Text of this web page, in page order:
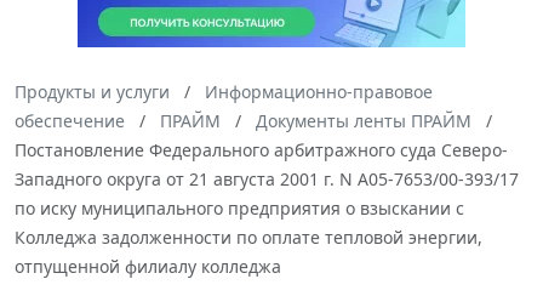
Продукты и услуги
Информационно-правовое
обеспечение
ПРАЙМ
Документы ленты ПРАЙМ
Постановление Федерального арбитражного суда Северо-
Западного округа от 21 августа 2001 г. N А05-7653/00-393/17
по иску муниципального предприятия о взыскании с
Колледжа задолженности по оплате тепловой энергии,
отпущенной филиалу колледжа